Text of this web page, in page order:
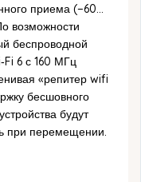
приема (−60…
возможности
беспроводной
6 с 160 МГц
«репитер wifi
бесшовного
будут
при перемещении.